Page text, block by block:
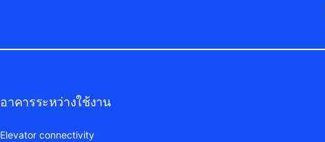
อาคารระหว่างใช้งาน
Elevator connectivity